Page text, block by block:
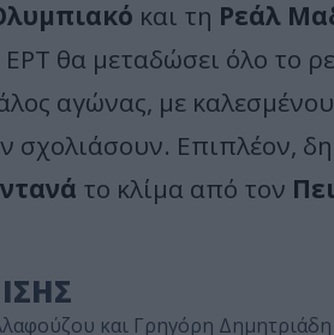
και τη Ρεάλ
θα μεταδώσει όλο το
αγώνας, με
σχολιάσουν. Επιπλέον,
το κλίμα από τον
και Γρηγόρη Δημητριάδη